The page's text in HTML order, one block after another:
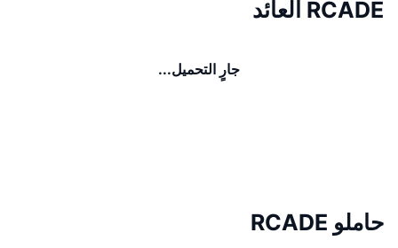
RCADE العائد
جارٍ التحميل...
حاملو RCADE